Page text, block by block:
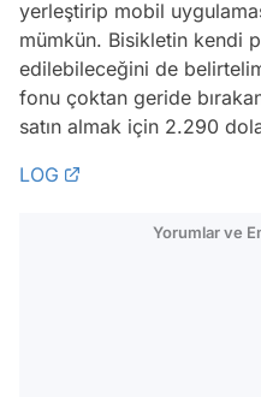
yerleştirip mobil
mümkün. Bisikletin kendi
edilebileceğini de
fonu çoktan geride
satın almak için 2.290
LOG
Yorumlar ve